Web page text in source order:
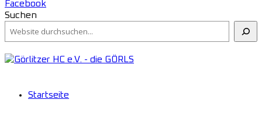
Facebook
Suchen
Startseite